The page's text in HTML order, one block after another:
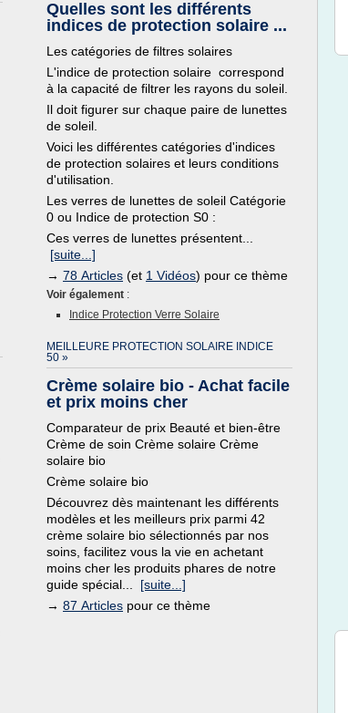
Quelles sont les différents
indices de protection solaire ...
Les catégories de filtres solaires
L'indice de protection solaire correspond
à la capacité de filtrer les rayons du soleil.
Il doit figurer sur chaque paire de lunettes
de soleil.
Voici les différentes catégories d'indices
de protection solaires et leurs conditions
d'utilisation.
Les verres de lunettes de soleil Catégorie
0 ou Indice de protection S0 :
Ces verres de lunettes présentent...
[suite...]
→ 78 Articles (et 1 Vidéos) pour ce thème
Voir également :
Indice Protection Verre Solaire
MEILLEURE PROTECTION SOLAIRE INDICE
50 »
Crème solaire bio - Achat facile
et prix moins cher
Comparateur de prix Beauté et bien-être
Crème de soin Crème solaire Crème
solaire bio
Crème solaire bio
Découvrez dès maintenant les différents
modèles et les meilleurs prix parmi 42
crème solaire bio sélectionnés par nos
soins, facilitez vous la vie en achetant
moins cher les produits phares de notre
guide spécial... [suite...]
→ 87 Articles pour ce thème